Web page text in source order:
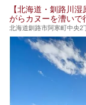
【北海道・釧路川
がらカヌーを漕いで
北海道釧路市阿寒町中央2